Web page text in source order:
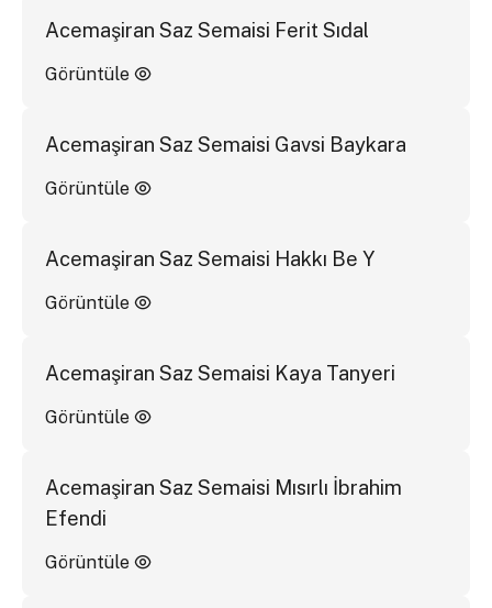
Acemaşiran Saz Semaisi Ferit Sıdal
Görüntüle
Acemaşiran Saz Semaisi Gavsi Baykara
Görüntüle
Acemaşiran Saz Semaisi Hakkı Be Y
Görüntüle
Acemaşiran Saz Semaisi Kaya Tanyeri
Görüntüle
Acemaşiran Saz Semaisi Mısırlı İbrahim
Efendi
Görüntüle